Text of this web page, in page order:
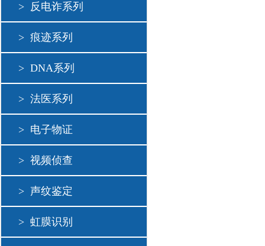
> 反电诈系列
> 痕迹系列
> DNA系列
> 法医系列
> 电子物证
> 视频侦查
> 声纹鉴定
> 虹膜识别